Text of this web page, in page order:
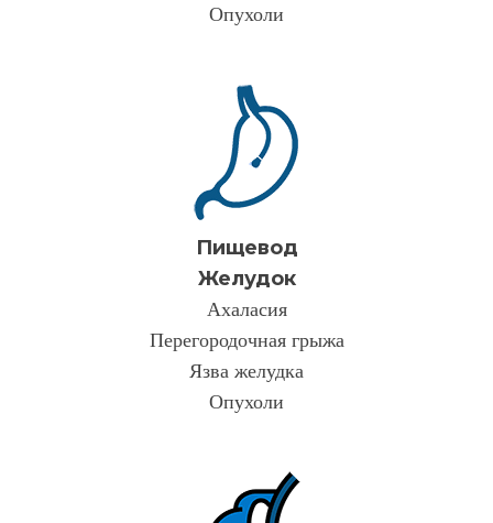
Опухоли
Пищевод
Желудок
Ахаласия
Перегородочная грыжа
Язва желудка
Опухоли